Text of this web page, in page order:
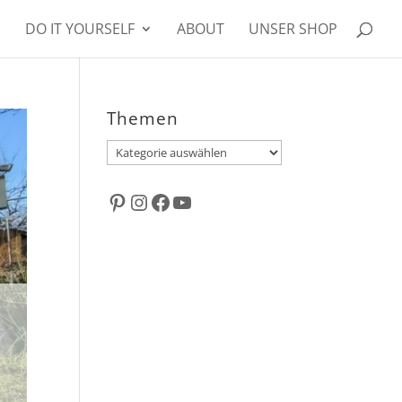
DO IT YOURSELF ABOUT UNSER SHOP
Themen
Themen
Pinterest
Instagram
Facebook
YouTube